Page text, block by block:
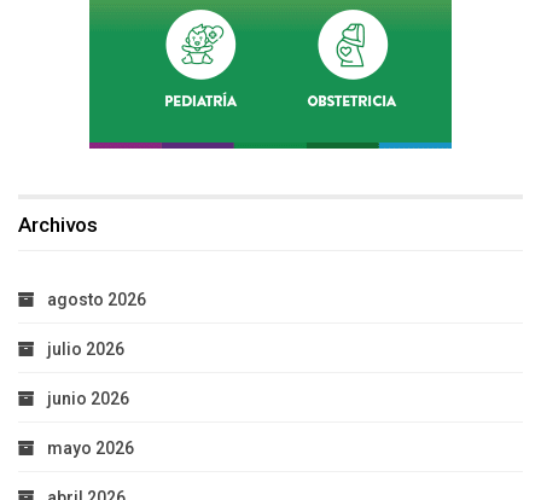
Archivos
agosto 2026
julio 2026
junio 2026
mayo 2026